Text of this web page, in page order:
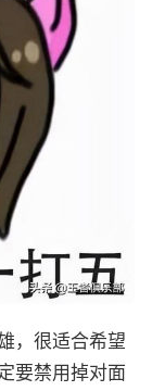
，很适合希望
要禁用掉对面